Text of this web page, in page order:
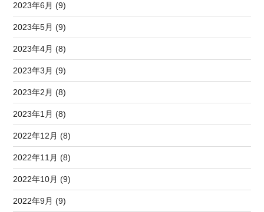
2023年6月 (9)
2023年5月 (9)
2023年4月 (8)
2023年3月 (9)
2023年2月 (8)
2023年1月 (8)
2022年12月 (8)
2022年11月 (8)
2022年10月 (9)
2022年9月 (9)